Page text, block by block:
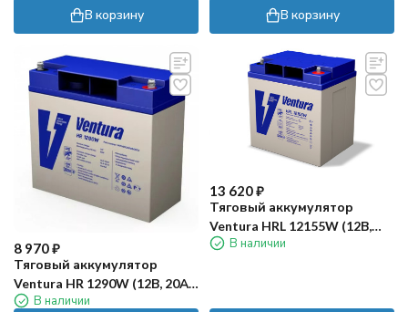
В корзину В корзину
8 970₽
Тяговый аккумулятор
Ventura HR 1290W (12В, 20Ач,
AGM)В наличии
13 620₽
Тяговый аккумулятор
Ventura HRL 12155W (12В,
27Ач, AGM)
В наличии